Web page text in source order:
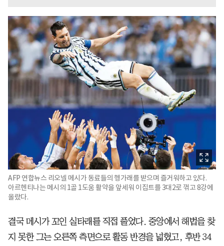
AFP 연합뉴스 리오넬 메시가 동료들의 헹가래를 받으며 즐거워하고 있다.
아르헨티나는 메시의 1골 1도움 활약을 앞세워 이집트를 3대2로 꺾고 8강에
올랐다.
결국 메시가 꼬인 실타래를 직접 풀었다. 중앙에서 해법을 찾
지 못한 그는 오른쪽 측면으로 활동 반경을 넓혔고, 후반 34